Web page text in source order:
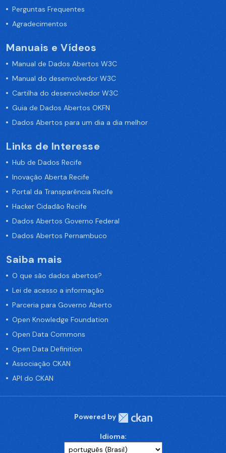
Perguntas Frequentes
Agradecimentos
Manuais e Vídeos
Manual de Dados Abertos W3C
Manual do desenvolvedor W3C
Cartilha do desenvolvedor W3C
Guia de Dados Abertos OKFN
Dados Abertos para um dia a dia melhor
Links de Interesse
Hub de Dados Recife
Inovação Aberta Recife
Portal da Transparência Recife
Hacker Cidadão Recife
Dados Abertos Governo Federal
Dados Abertos Pernambuco
Saiba mais
O que são dados abertos?
Lei de acesso a informação
Parceria para Governo Aberto
Open Knowledge Foundation
Open Data Commons
Open Data Definition
Associação CKAN
API do CKAN
Powered by
Idioma